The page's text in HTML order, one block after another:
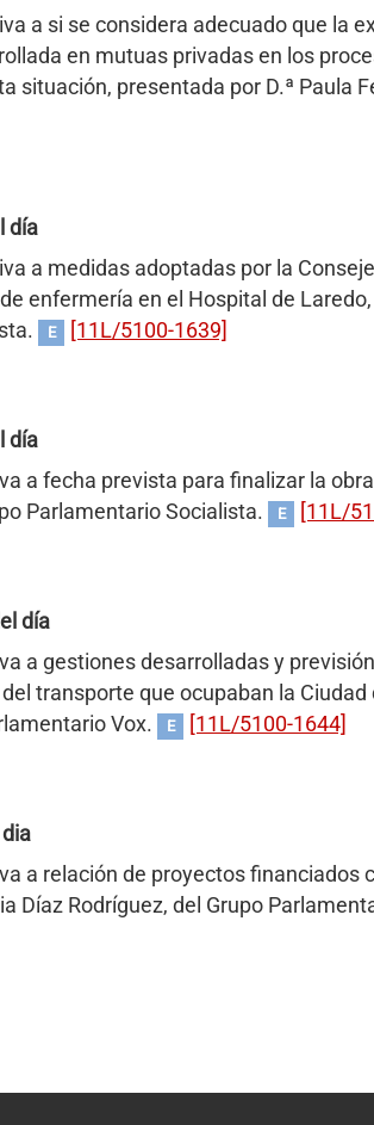
a si se considera adecuado que la
en mutuas privadas en los
situación, presentada por D.ª Paula
día
a medidas adoptadas por la
enfermería en el Hospital de
E
[11L/5100-1639]
día
a fecha prevista para finalizar la
Parlamentario Socialista.
E
[11L/
día
a gestiones desarrolladas y
transporte que ocupaban la
Vox.
E
[11L/5100-1644]
a relación de proyectos
Díaz Rodríguez, del Grupo